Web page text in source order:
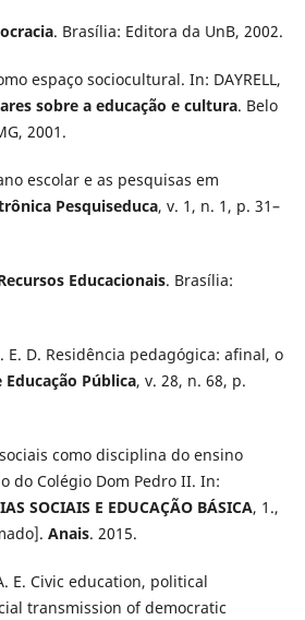
. Brasília: Editora da UnB, 2002.
espaço sociocultural. In: DAYRELL,
sobre a educação e cultura. Belo
2001.
escolar e as pesquisas em
Pesquiseduca, v. 1, n. 1, p. 31–
Educacionais. Brasília:
J. E. D. Residência pedagógica: afinal, o
Educação Pública, v. 28, n. 68, p.
sociais como disciplina do ensino
do Colégio Dom Pedro II. In:
SOCIAIS E EDUCAÇÃO BÁSICA, 1.,
Anais. 2015.
E. Civic education, political
transmission of democratic